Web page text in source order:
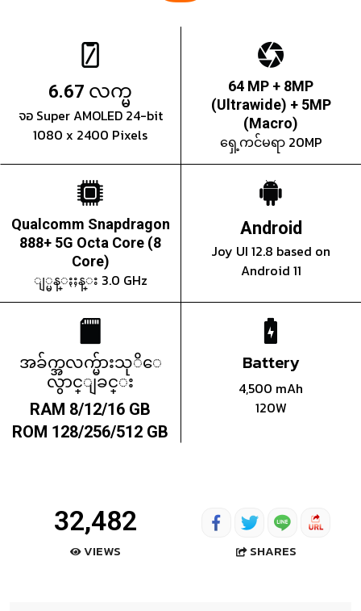
6.67 လက္မ
จอ Super AMOLED 24-bit
1080 x 2400 Pixels
64 MP + 8MP
(Ultrawide) + 5MP
(Macro)
ရှေ့ကင်မရာ 20MP
Qualcomm Snapdragon
888+ 5G Octa Core (8
Core)
ျ္မန္ႏႈန္း 3.0 GHz
Android
Joy UI 12.8 based on
Android 11
အခ်က္အလက္မ်ားသုိေ
လွာင္ျခင္း
RAM 8/12/16 GB
ROM 128/256/512 GB
Battery
4,500 mAh
120W
32,482
VIEWS SHARES